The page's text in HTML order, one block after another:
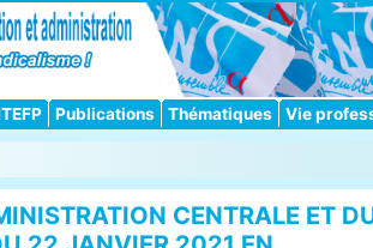
Publications Thématiques Vie
CENTRALE ET